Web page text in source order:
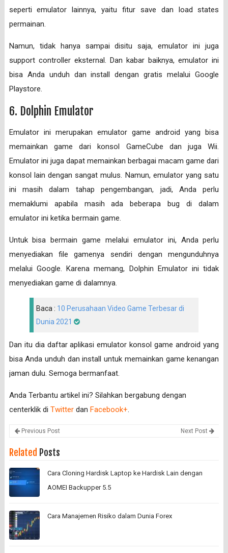
seperti emulator lainnya, yaitu fitur save dan load states
permainan.
Namun, tidak hanya sampai disitu saja, emulator ini juga
support controller eksternal. Dan kabar baiknya, emulator ini
bisa Anda unduh dan install dengan gratis melalui Google
Playstore.
6. Dolphin Emulator
Emulator ini merupakan emulator game android yang bisa
memainkan game dari konsol GameCube dan juga Wii.
Emulator ini juga dapat memainkan berbagai macam game dari
konsol lain dengan sangat mulus. Namun, emulator yang satu
ini masih dalam tahap pengembangan, jadi, Anda perlu
memaklumi apabila masih ada beberapa bug di dalam
emulator ini ketika bermain game.
Untuk bisa bermain game melalui emulator ini, Anda perlu
menyediakan file gamenya sendiri dengan mengunduhnya
melalui Google. Karena memang, Dolphin Emulator ini tidak
menyediakan game di dalamnya.
Baca : 10 Perusahaan Video Game Terbesar di
Dunia 2021
Dan itu dia daftar aplikasi emulator konsol game android yang
bisa Anda unduh dan install untuk memainkan game kenangan
jaman dulu. Semoga bermanfaat.
Anda Terbantu artikel ini? Silahkan bergabung dengan
centerklik di Twitterdan Facebook+.
Previous Post Next Post
Related Posts
Cara Cloning Hardisk Laptop ke Hardisk Lain dengan
AOMEI Backupper 5.5
Cara Manajemen Risiko dalam Dunia Forex